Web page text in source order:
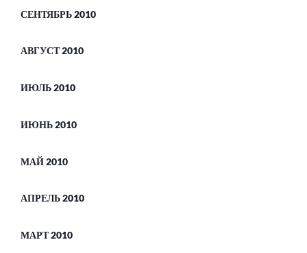
СЕНТЯБРЬ 2010
АВГУСТ 2010
ИЮЛЬ 2010
ИЮНЬ 2010
МАЙ 2010
АПРЕЛЬ 2010
МАРТ 2010